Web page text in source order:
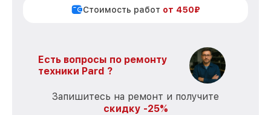
Стоимость работ от 450₽
Есть вопросы по ремонту
техники Pard ?
Запишитесь на ремонт и получите
скидку -25%